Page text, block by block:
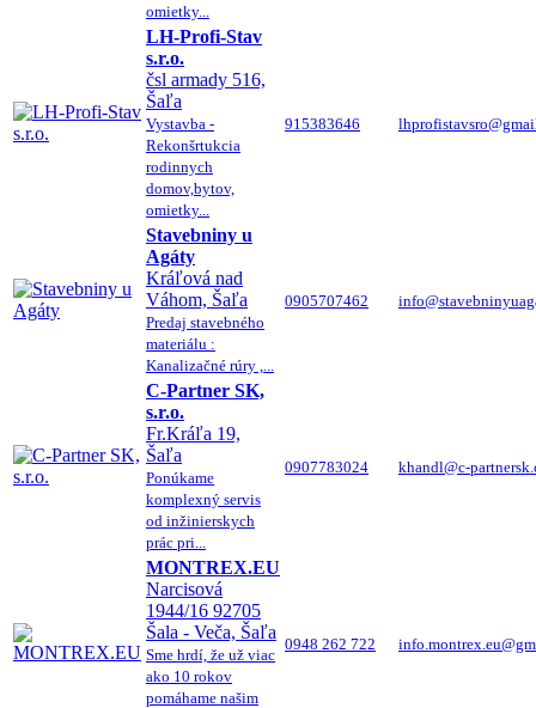
omietky...
LH-Profi-Stav
s.r.o.
čsl armady 516,
Šaľa
Vystavba -
Rekonšrtukcia
rodinnych
domov,bytov,
omietky...
915383646
Stavebniny u
Agáty
Kráľová nad
Váhom, Šaľa
Predaj stavebného
materiálu :
Kanalizačné rúry ,...
0905707462
C-Partner SK,
s.r.o.
Fr.Kráľa 19,
Šaľa
Ponúkame
komplexný servis
od inžinierskych
prác pri...
0907783024 khandl@c-
MONTREX.EU
Narcisová
1944/16 92705
Šala - Veča, Šaľa
Sme hrdí, že už viac
ako 10 rokov
pomáhame našim
0948 262 722